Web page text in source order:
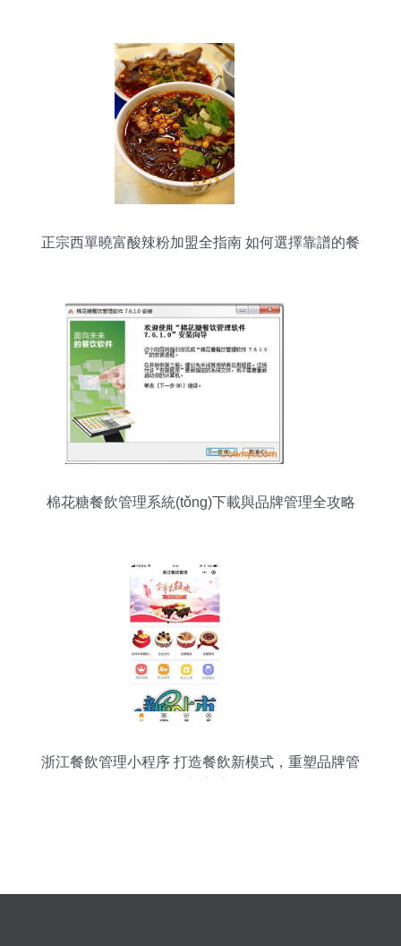
正宗西單曉富酸辣粉加盟全指南 如何選擇靠譜的餐
棉花糖餐飲管理系統(tǒng)下載與品牌管理全攻略
浙江餐飲管理小程序 打造餐飲新模式，重塑品牌管